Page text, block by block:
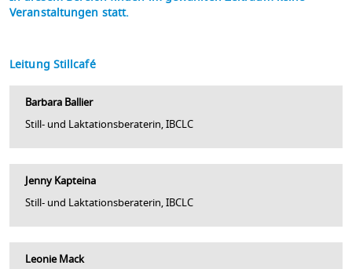
Veranstaltungen statt.
Leitung Stillcafé
Barbara Ballier
Still- und Laktationsberaterin, IBCLC
Jenny Kapteina
Still- und Laktationsberaterin, IBCLC
Leonie Mack